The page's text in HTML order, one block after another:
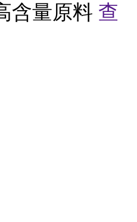
含量原料 查